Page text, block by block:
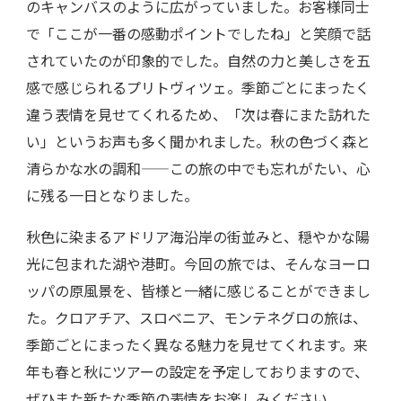
のキャンバスのように広がっていました。お客様同士
で「ここが一番の感動ポイントでしたね」と笑顔で話
されていたのが印象的でした。自然の力と美しさを五
感で感じられるプリトヴィツェ。季節ごとにまったく
違う表情を見せてくれるため、「次は春にまた訪れた
い」というお声も多く聞かれました。秋の色づく森と
清らかな水の調和——この旅の中でも忘れがたい、心
に残る一日となりました。
秋色に染まるアドリア海沿岸の街並みと、穏やかな陽
光に包まれた湖や港町。今回の旅では、そんなヨーロ
ッパの原風景を、皆様と一緒に感じることができまし
た。クロアチア、スロベニア、モンテネグロの旅は、
季節ごとにまったく異なる魅力を見せてくれます。来
年も春と秋にツアーの設定を予定しておりますので、